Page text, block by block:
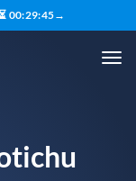
00:29:43→